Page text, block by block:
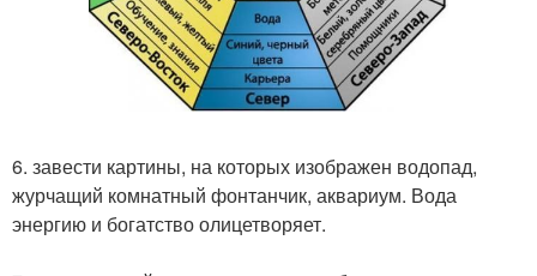
6. завести картины, на которых изображен водопад,
журчащий комнатный фонтанчик, аквариум. Вода
энергию и богатство олицетворяет.